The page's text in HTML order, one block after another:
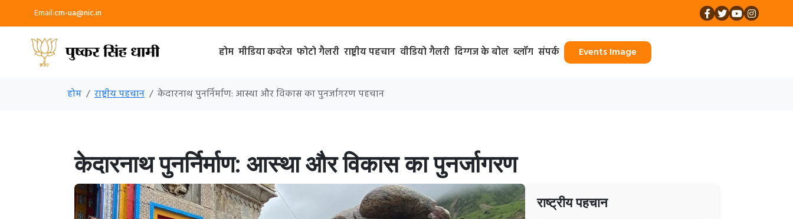
Email:cm-ua@nic.in
होम मीडिया कवरेज फोटो गैलरी राष्ट्रीय पहचान वीडियो गैलरी दिग्गज के बोल ब्लॉग संपर्क Events Image
होम राष्ट्रीय पहचान केदारनाथ पुनर्निर्माण: आस्था और विकास का पुनर्जागरण पहचान
केदारनाथ पुनर्निर्माण: आस्था और विकास का पुनर्जागरण
राष्ट्रीय पहचान